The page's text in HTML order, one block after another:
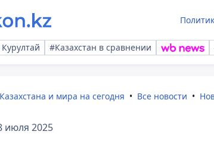
#Казахстан в сравнении
и мира на сегодня Все новости
июля 2025